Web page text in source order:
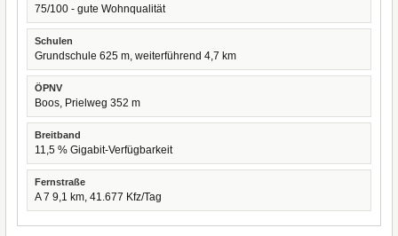
75/100 - gute Wohnqualität
Schulen
Grundschule 625 m, weiterführend 4,7 km
ÖPNV
Boos, Prielweg 352 m
Breitband
11,5 % Gigabit-Verfügbarkeit
Fernstraße
A 7 9,1 km, 41.677 Kfz/Tag